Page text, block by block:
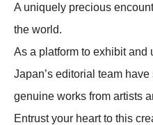
A uniquely precious
the world.
As a platform to exhibit and
Japan’s editorial team
genuine works from artists
Entrust your heart to this